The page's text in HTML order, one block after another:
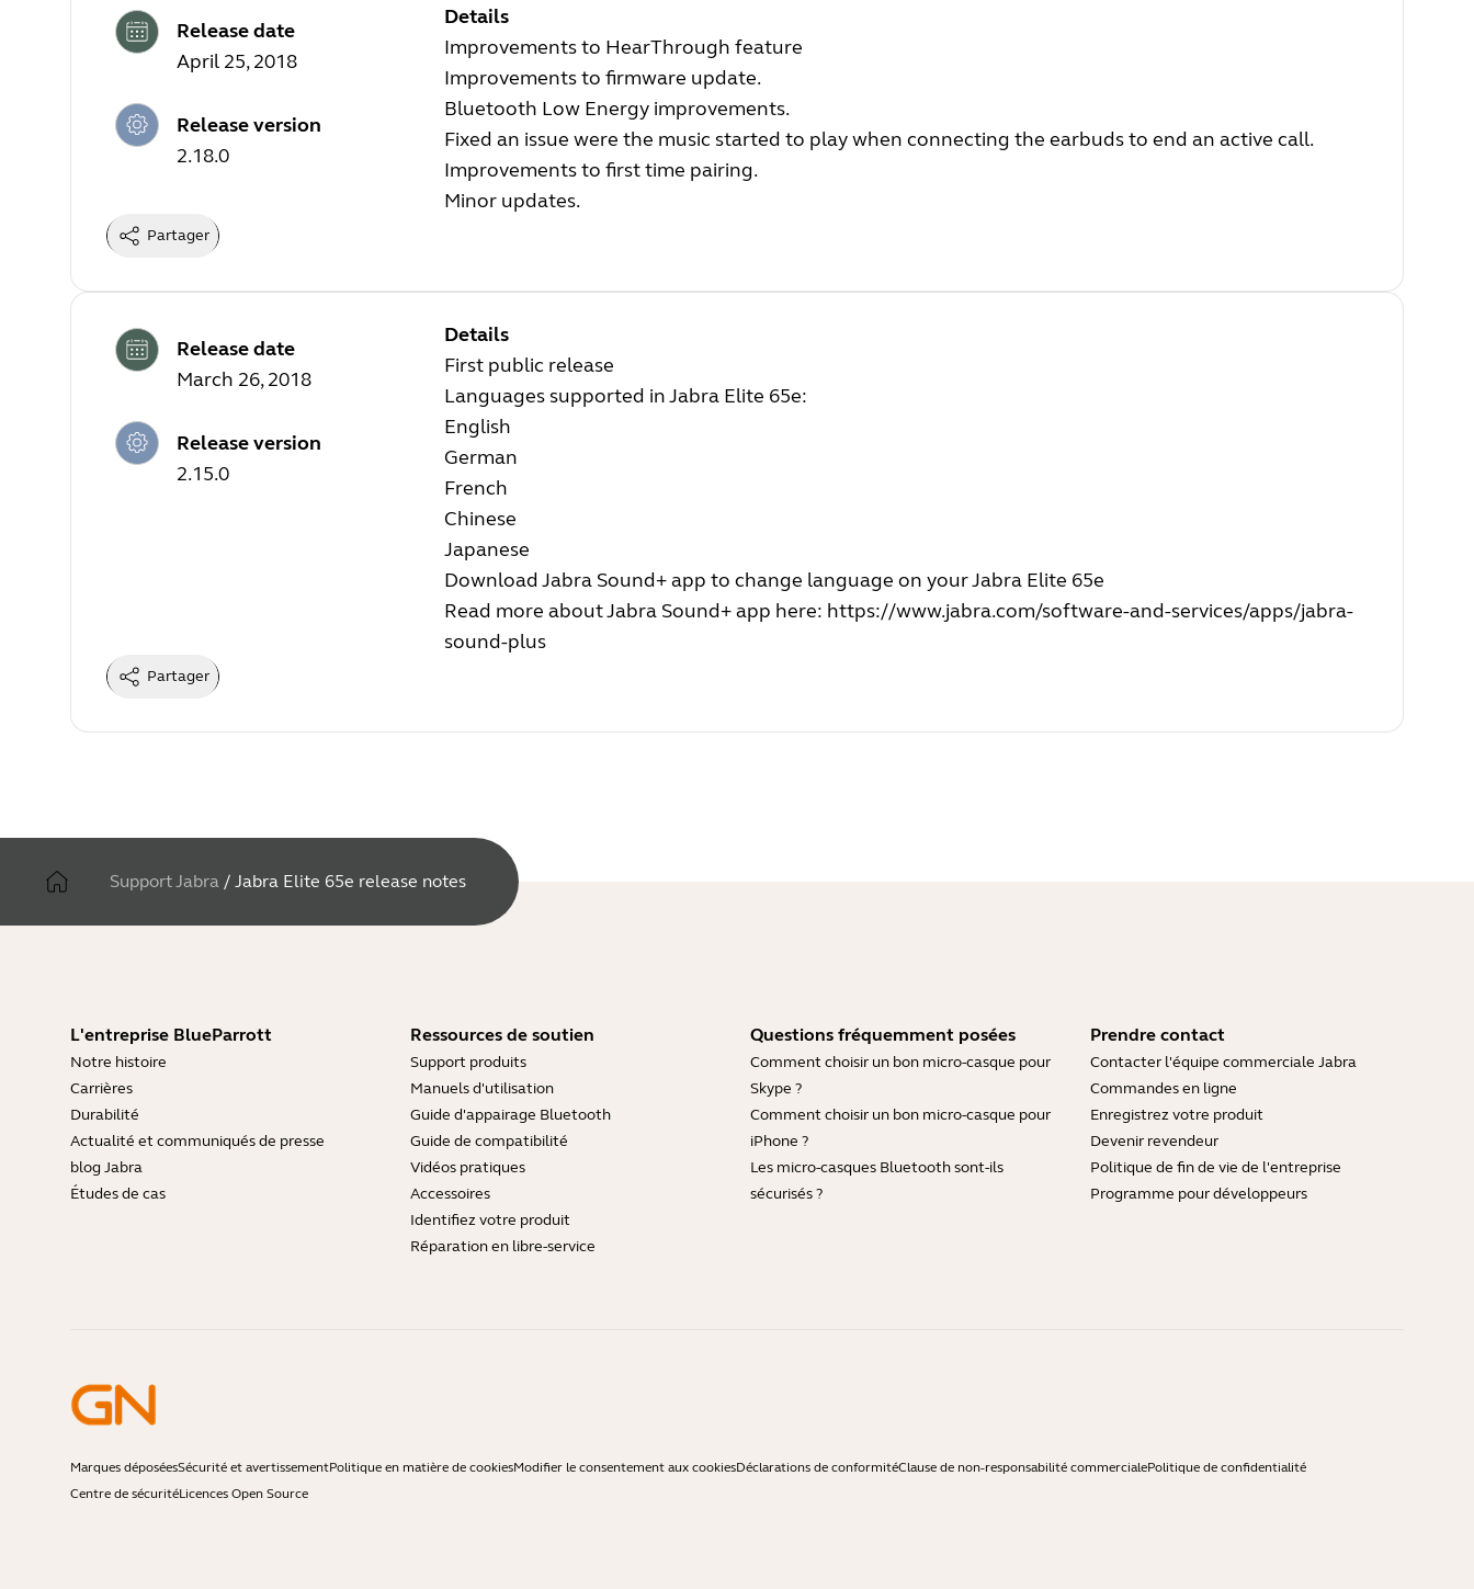
Release date
April 25, 2018
Release version
2.18.0
Details
Improvements to HearThrough feature
Improvements to firmware update.
Bluetooth Low Energy improvements.
Fixed an issue were the music started to play when connecting the earbuds to end an active call.
Improvements to first time pairing.
Minor updates.
Partager
Release date
March 26, 2018
Release version
2.15.0
Details
First public release
Languages supported in Jabra Elite 65e:
English
German
French
Chinese
Japanese
Download Jabra Sound+ app to change language on your Jabra Elite 65e
Read more about Jabra Sound+ app here: https://www.jabra.com/software-and-services/apps/jabra-
sound-plus
Partager
Support Jabra / Jabra Elite 65e release notes
L'entreprise BlueParrott
Notre histoire
Carrières
Durabilité
Actualité et communiqués de presse
blog Jabra
Études de cas
Ressources de soutien
Support produits
Manuels d'utilisation
Guide d'appairage Bluetooth
Guide de compatibilité
Vidéos pratiques
Accessoires
Identifiez votre produit
Réparation en libre-service
Questions fréquemment posées
Comment choisir un bon micro-casque pour
Skype ?
Comment choisir un bon micro-casque pour
iPhone ?
Les micro-casques Bluetooth sont-ils
sécurisés ?
Prendre contact
Contacter l'équipe commerciale Jabra
Commandes en ligne
Enregistrez votre produit
Devenir revendeur
Politique de fin de vie de l'entreprise
Programme pour développeurs
Marques déposéesSécurité et avertissementPolitique en matière de cookiesModifier le consentement aux cookiesDéclarations de conformitéClause de non-responsabilité commercialePolitique de confidentialité
Centre de sécuritéLicences Open Source